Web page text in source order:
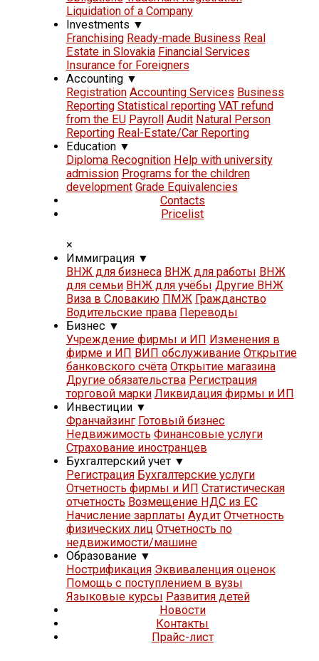
Liquidation of a Company
Investments ▼
Franchising Ready-made Business Real
Estate in Slovakia Financial Services
Insurance for Foreigners
Accounting ▼
Registration Accounting Services Business
Reporting Statistical reporting VAT refund
from the EU Payroll Audit Natural Person
Reporting Real-Estate/Car Reporting
Education ▼
Diploma Recognition Help with university
admission Programs for the children
development Grade Equivalencies
Contacts
Pricelist
×
Иммиграция ▼
ВНЖ для бизнеса ВНЖ для работы ВНЖ
для семьи ВНЖ для учёбы Другие ВНЖ
Виза в Словакию ПМЖ Гражданство
Водительские права Переводы
Бизнес ▼
Учреждение фирмы и ИП Изменения в
фирме и ИП ВИП обслуживание Открытие
банковского счёта Открытие магазина
Другие обязательства Регистрация
торговой марки Ликвидация фирмы и ИП
Инвестиции ▼
Франчайзинг Готовый бизнес
Недвижимость Финансовые услуги
Страхование иностранцев
Бухгалтерский учет ▼
Регистрация Бухгалтерские услуги
Отчетность фирмы и ИП Статистическая
отчетность Возмещение НДС из ЕС
Начисление зарплаты Аудит Отчетность
физических лиц Отчетность по
недвижимости/машине
Образование ▼
Нострификация Эквиваленция оценок
Помощь с поступлением в вузы
Языковые курсы Развития детей
Новости
Контакты
Прайс-лист